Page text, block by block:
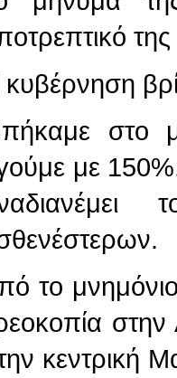
στο
με
το
κεντρική